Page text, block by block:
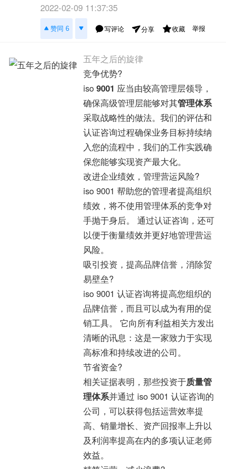
2022-02-09 11:37:35
赞同 6 写评论 分享 收藏 举报
五年之后的旋律
竞争优势?
iso 9001 应当由较高管理层领导，
确保高级管理层能够对其管理体系
采取战略性的做法。我们的评估和
认证咨询过程确保业务目标持续纳
入您的流程中，我们的工作实践确
保您能够实现资产最大化。
改进企业绩效，管理营运风险?
iso 9001 帮助您的管理者提高组织
绩效，将不使用管理体系的竞争对
手抛于身后。 通过认证咨询，还可
以便于衡量绩效并更好地管理营运
风险。
吸引投资，提高品牌信誉，消除贸
易壁垒?
iso 9001 认证咨询将提高您组织的
品牌信誉，而且可以成为有用的促
销工具。 它向所有利益相关方发出
清晰的讯息：这是一家致力于实现
高标准和持续改进的公司。
节省资金?
相关证据表明，那些投资于质量管
理体系并通过 iso 9001 认证咨询的
公司，可以获得包括运营效率提
高、销量增长、资产回报率上升以
及利润率提高在内的多项认证老师
效益。